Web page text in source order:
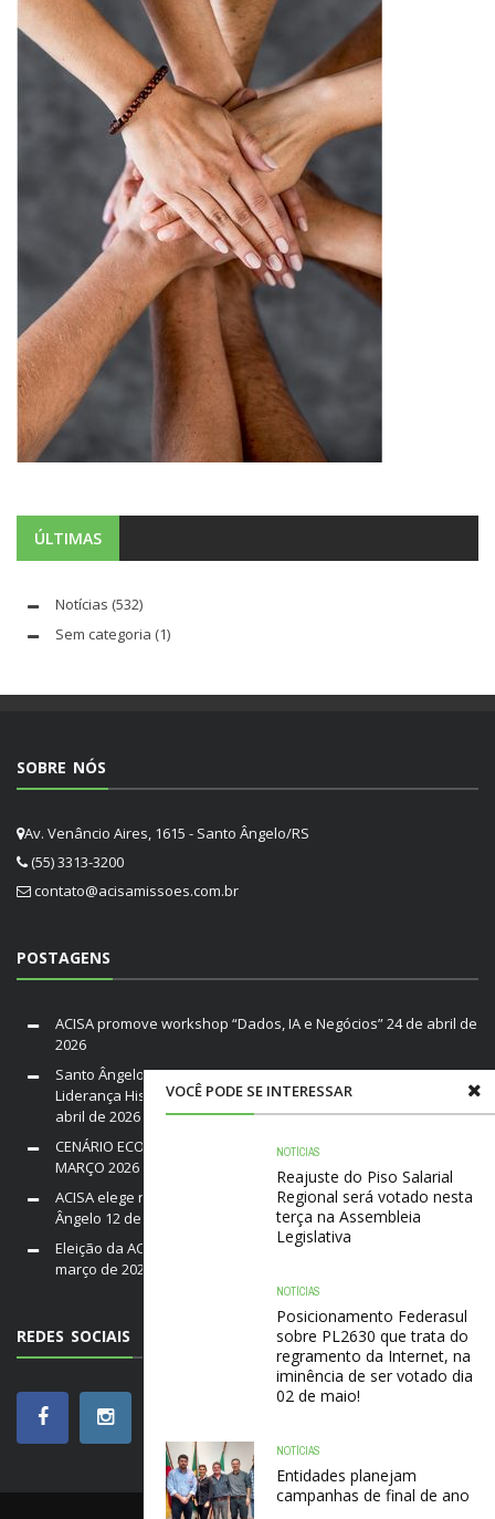
VOCÊ PODE SE INTERESSAR
NOTÍCIAS
Reajuste do Piso Salarial
Regional será votado nesta
terça na Assembleia
Legislativa
NOTÍCIAS
Posicionamento Federasul
sobre PL2630 que trata do
regramento da Internet, na
iminência de ser votado dia
02 de maio!
NOTÍCIAS
Entidades planejam
campanhas de final de ano
ÚLTIMAS
Notícias (532)
Sem categoria (1)
SOBRE NÓS
Av. Venâncio Aires, 1615 - Santo Ângelo/RS
(55) 3313-3200
contato@acisamissoes.com.br
POSTAGENS
ACISA promove workshop “Dados, IA e Negócios”24 de abril de
2026
Santo Ângelo em Luto: Falece Franco André Neutz da Silveira,
Liderança Histórica da ACISA e Fenamilho Internacional
abril de 2026
CENÁRIO ECONÔMICO DO BRASIL E RIO GRANDE DO SUL /
MARÇO 2026
19 de março de 2026
ACISA elege nova diretoria para a gestão 2026–2028 em Santo
Ângelo 12 de março de 2026
Eleição da ACISA Gestão 2026/28 será nesta quarta-feira
março de 2026
REDES SOCIAIS